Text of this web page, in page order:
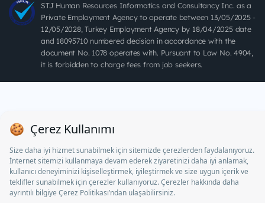
STJ Human Resources Informatics and Consultancy Inc. as a
Private Employment Agency to operate between 13/05/2025 -
12/05/2028, Turkey Employment Agency by 18/04/2025 date
and 18095710 numbered decision in accordance with the
document No. 1078 operates with. Pursuant to Law No. 4904,
it is forbidden to charge fees from job seekers.